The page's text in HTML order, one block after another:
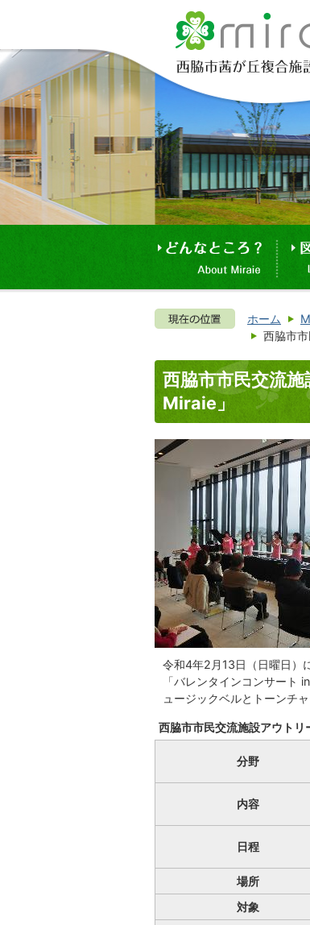
ホーム
西脇市
西脇市市民交流
Miraie」
令和4年2月13日（日曜日）
「バレンタインコンサート
ュージックベルとトーンチ
西脇市市民交流施設アウト
分野
内容
日程
場所
対象